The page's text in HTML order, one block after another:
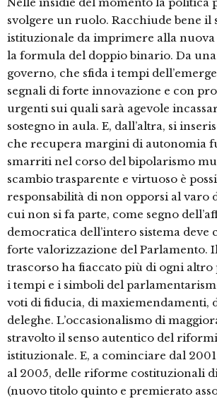
Nelle insidie del momento la politica
svolgere un ruolo. Racchiude bene il
istituzionale da imprimere alla
la formula del doppio binario. Da
governo, che sfida i tempi
segnali di forte innovazione e con
urgenti sui quali sarà agevole
sostegno in aula. E, dall’altra, si
che recupera margini di autonomia
smarriti nel corso del bipolarismo
scambio trasparente e virtuoso è
responsabilità di non opporsi al varo
cui non si fa parte, come segno
democratica dell’intero sistema
forte valorizzazione del Parlamento.
trascorso ha fiaccato più di ogni
i tempi e i simboli del
voti di fiducia, di maxiemendamenti,
deleghe. L’occasionalismo di
stravolto il senso autentico del
istituzionale. E, a cominciare dal
al 2005, delle riforme costituzionali
(nuovo titolo quinto e premierato